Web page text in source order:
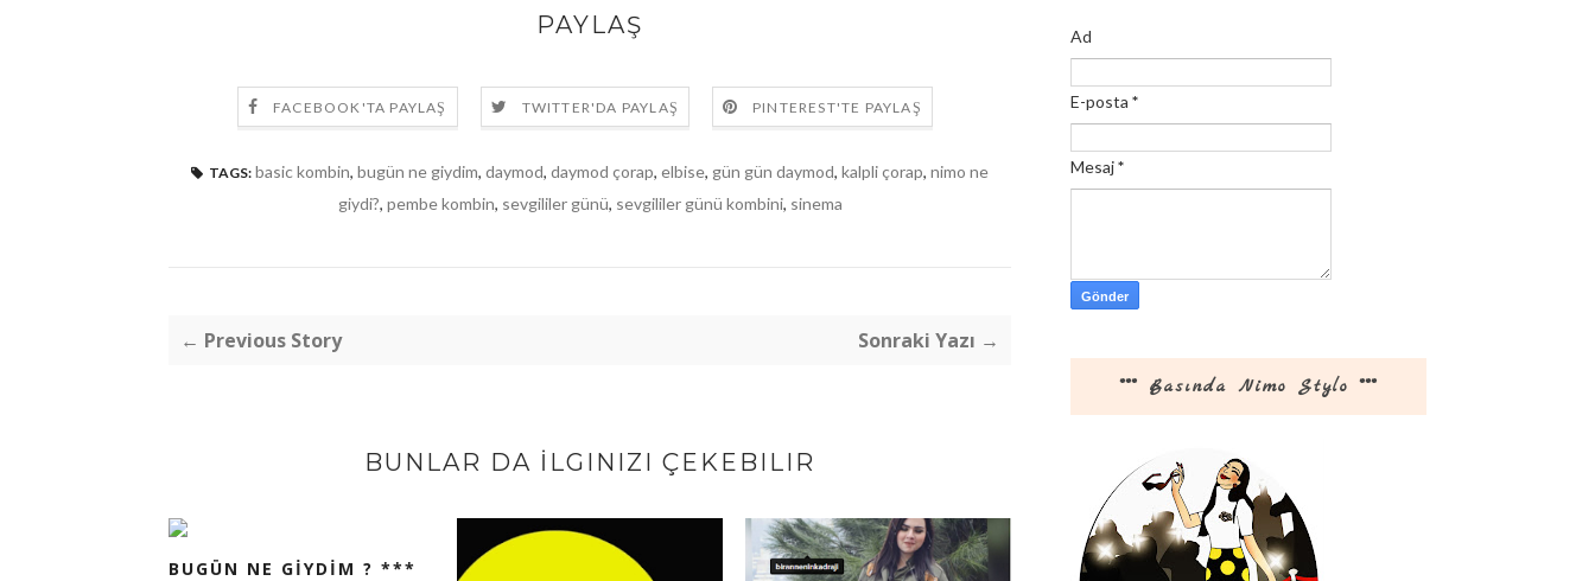
PAYLAŞ
FACEBOOK'TA PAYLAŞ TWITTER'DA PAYLAŞ PINTEREST'TE PAYLAŞ
TAGS: basic kombin, bugün ne giydim, daymod, daymod çorap, elbise, gün gün daymod, kalpli çorap, nimo ne
giydi?, pembe kombin, sevgililer günü, sevgililer günü kombini, sinema
← Previous Story Sonraki Yazı →
BUNLAR DA İLGINIZI ÇEKEBILIR
BUGÜN NE GİYDİM ? ***
Ad
E-posta *
Mesaj*
*** Basında Nimo Stylo ***